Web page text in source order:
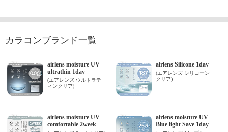
カラコンブランド一覧